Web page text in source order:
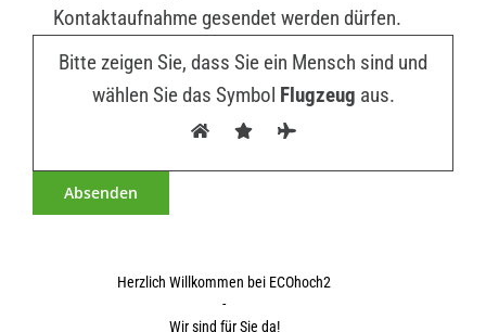
Kontaktaufnahme gesendet werden dürfen.
Bitte zeigen Sie, dass Sie ein Mensch sind und
wählen Sie das Symbol Flugzeug aus.
Herzlich Willkommen bei ECOhoch2
-
Wir sind für Sie da!